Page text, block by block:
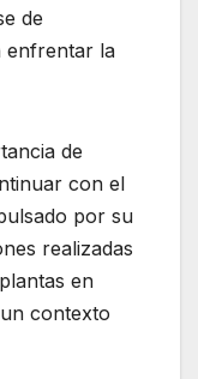
de
enfrentar la
de
con el
por su
realizadas
en
contexto